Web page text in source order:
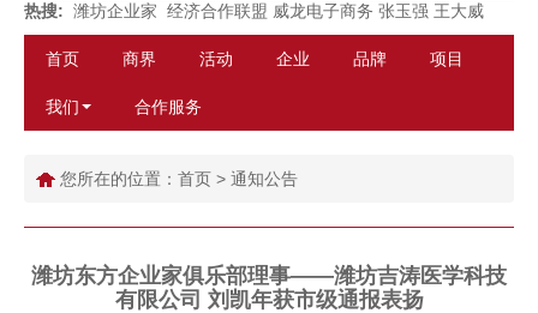
热搜: 潍坊企业家 经济合作联盟 威龙电子商务 张玉强 王大威
首页 商界 活动 企业 品牌 项目
我们 合作服务
您所在的位置： 首页 > 通知公告
潍坊东方企业家俱乐部理事——潍坊吉涛医学科技
有限公司 刘凯年获市级通报表扬